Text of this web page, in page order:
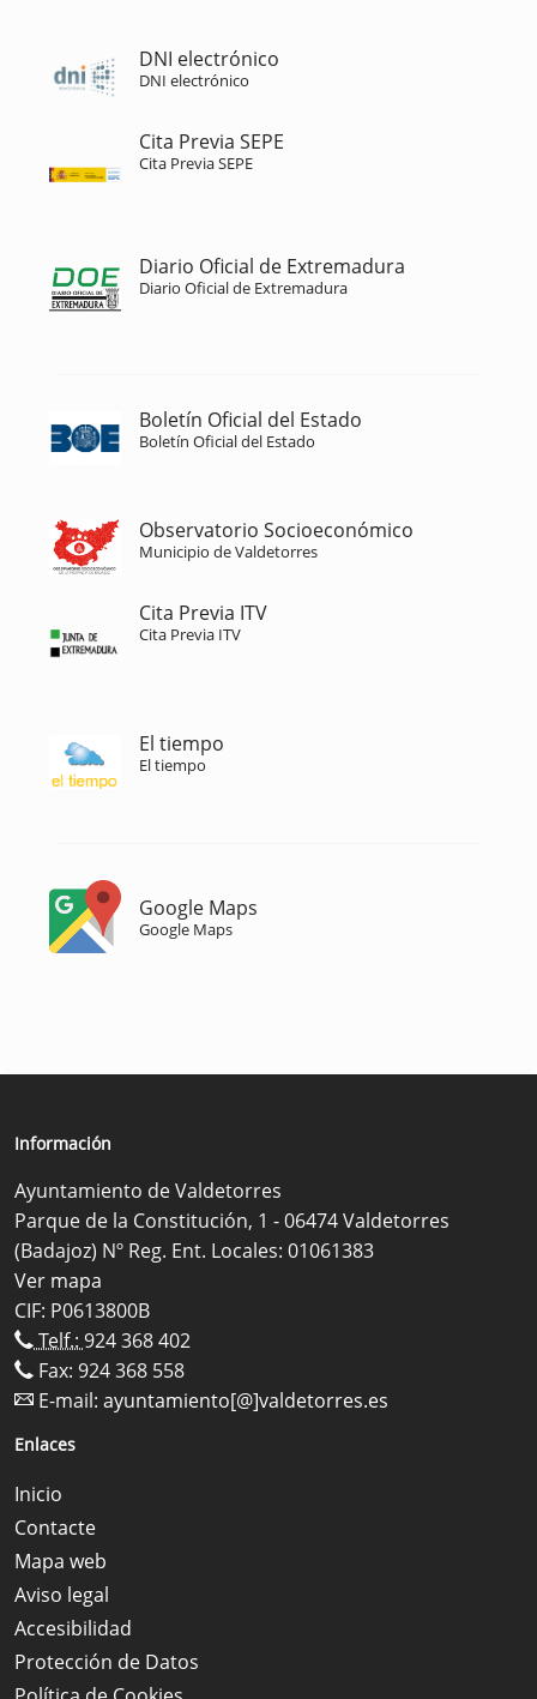
DNI electrónico
DNI electrónico
Cita Previa SEPE
Cita Previa SEPE
Diario Oficial de Extremadura
Diario Oficial de Extremadura
Boletín Oficial del Estado
Boletín Oficial del Estado
Observatorio Socioeconómico
Municipio de Valdetorres
Cita Previa ITV
Cita Previa ITV
El tiempo
El tiempo
Google Maps
Google Maps
Información
Ayuntamiento de Valdetorres
Parque de la Constitución, 1 - 06474 Valdetorres
(Badajoz) Nº Reg. Ent. Locales: 01061383
Ver mapa
CIF: P0613800B
Telf.: 924 368 402
Fax: 924 368 558
E-mail: ayuntamiento[@]valdetorres.es
Enlaces
Inicio
Contacte
Mapa web
Aviso legal
Accesibilidad
Protección de Datos